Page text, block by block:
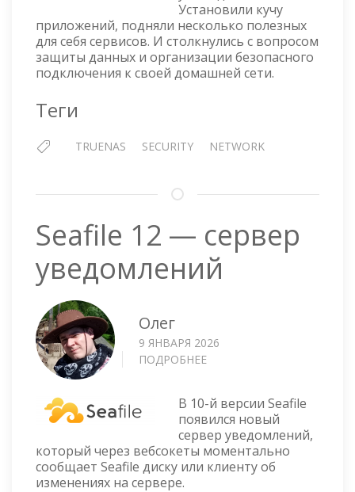
Установили кучу
приложений, подняли несколько полезных
для себя сервисов. И столкнулись с вопросом
защиты данных и организации безопасного
подключения к своей домашней сети.
Теги
TRUENAS SECURITY NETWORK
Seafile 12 — сервер
уведомлений
Олег
9 ЯНВАРЯ 2026
ПОДРОБНЕЕ
—
СЕРВЕР
УВЕДОМЛЕНИЙ
В 10-й версии Seafile
появился новый
сервер уведомлений,
который через вебсокеты моментально
сообщает Seafile диску или клиенту об
изменениях на сервере.